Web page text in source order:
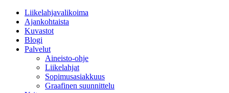
Liikelahjavalikoima
Ajankohtaista
Kuvastot
Blogi
Palvelut
Aineisto-ohje
Liikelahjat
Sopimusasiakkuus
Graafinen suunnittelu